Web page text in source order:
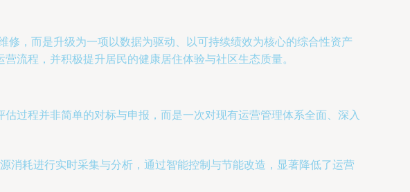
，而是升级为一项以数据为驱动、以可持续绩效为核心的综合性资产
流程，并积极提升居民的健康居住体验与社区生态质量。
过程并非简单的对标与申报，而是一次对现有运营管理体系全面、深入
消耗进行实时采集与分析，通过智能控制与节能改造，显著降低了运营